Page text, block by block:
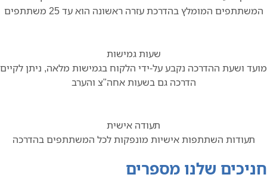
המשתתפים המומלץ בהדרכת עזרה ראשונה הוא עד 25 משתתפים
שעות גמישות
מועד ושעת ההדרכה נקבע על-ידי הלקוח בגמישות מלאה, ניתן לקיים
הדרכה גם בשעות אחה"צ והערב
תעודה אישית
תעודות השתתפות אישיות מונפקות לכל המשתתפים בהדרכה
חניכים שלנו מספרים